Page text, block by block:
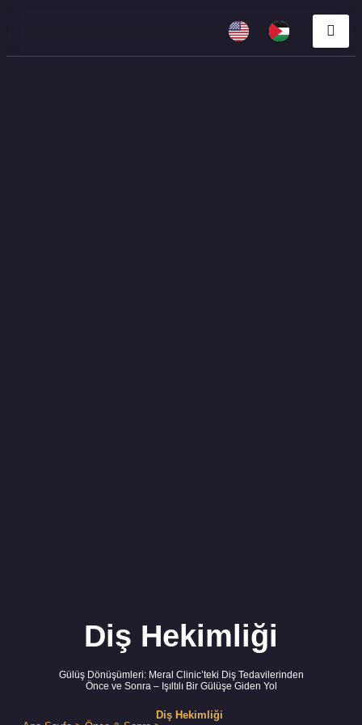
Diş Hekimliği
Gülüş Dönüşümleri: Meral Clinic’teki Diş Tedavilerinden
Önce ve Sonra – Işıltılı Bir Gülüşe Giden Yol
Diş Hekimliği